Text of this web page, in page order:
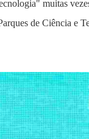
muitas
de Ciência e